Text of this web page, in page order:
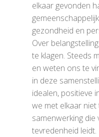
elkaar gevonden
gezondheid en
Over
te klagen. Steeds
en weten ons te
in deze
idealen, positieve
we met elkaar
samenwerking
tevredenheid